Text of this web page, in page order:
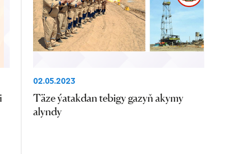
02.05.2023
Täze ýatakdan tebigy gazyň akymy
alyndy